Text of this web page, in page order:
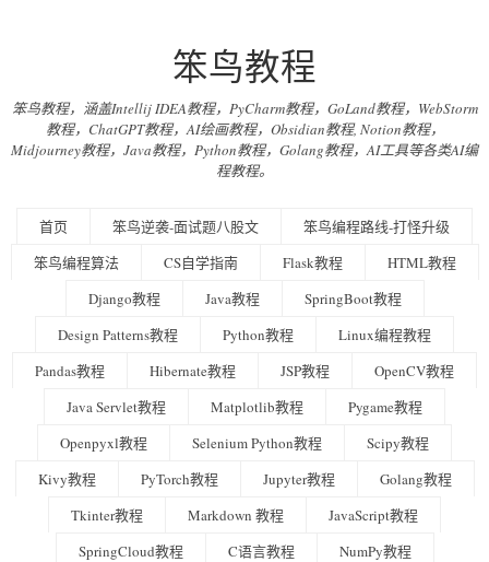
笨鸟教程
笨鸟教程，涵盖Intellij IDEA教程，PyCharm教程，GoLand教程，WebStorm
教程，ChatGPT教程，AI绘画教程，Obsidian教程, Notion教程，
Midjourney教程，Java教程，Python教程，Golang教程，AI工具等各类AI编
程教程。
首页 笨鸟逆袭-面试题八股文
笨鸟编程路线-打怪升级
笨鸟编程算法
CS自学指南 Flask教程
HTML教程
Django教程
Java教程
SpringBoot教程
Design Patterns教程
Python教程
Linux编程教程
Pandas教程
Hibernate教程 JSP教程
OpenCV教程
Java Servlet教程
Matplotlib教程
Pygame教程
Openpyxl教程
Selenium Python教程
Scipy教程
Kivy教程
PyTorch教程 Jupyter教程
Golang教程
Tkinter教程
Markdown 教程
JavaScript教程
SpringCloud教程
C语言教程
NumPy教程